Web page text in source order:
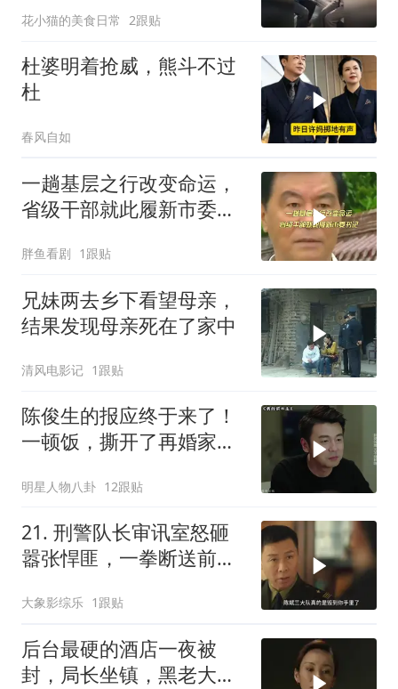
花小猫的美食日常 2跟贴
杜婆明着抢威，熊斗不过
杜
春风自如
一趟基层之行改变命运，
省级干部就此履新市委书
胖鱼看剧 1跟贴
兄妹两去乡下看望母亲，
结果发现母亲死在了家中
清风电影记 1跟贴
陈俊生的报应终于来了！
一顿饭，撕开了再婚家庭
明星人物八卦 12跟贴
21. 刑警队长审讯室怒砸
嚣张悍匪，一拳断送前程
大象影综乐 1跟贴
后台最硬的酒店一夜被
封，局长坐镇，黑老大再